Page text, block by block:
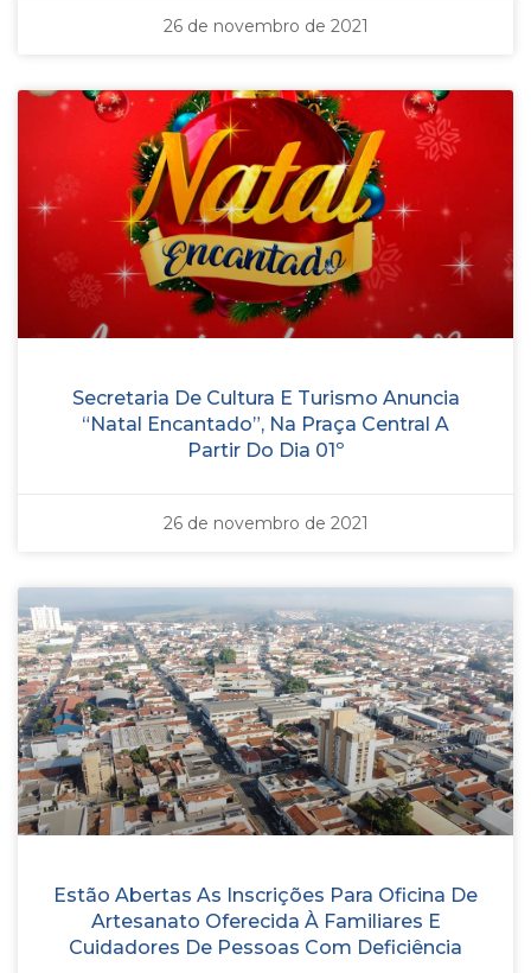
26 de novembro de 2021
Secretaria De Cultura E Turismo Anuncia
“Natal Encantado”, Na Praça Central A
Partir Do Dia 01º
26 de novembro de 2021
Estão Abertas As Inscrições Para Oficina De
Artesanato Oferecida À Familiares E
Cuidadores De Pessoas Com Deficiência